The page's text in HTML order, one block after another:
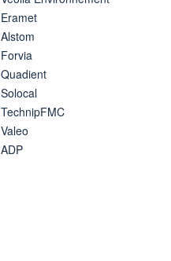
Eramet
Alstom
Forvia
Quadient
Solocal
TechnipFMC
Valeo
ADP